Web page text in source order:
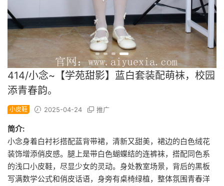
414/小念~【学苑甜影】蓝白套装配萌袜，校园
添青春韵。
小皮鞋 2025-04-24 推广
简介:
小念身着白衬衫搭配蓝背带裙，清新又甜美，裙边的白色绒花
装饰增添俏皮感。腿上是带白色蝴蝶结的连裤袜，搭配同色系
的浅口小皮鞋，尽显少女的灵动。身处教室场景，背后的黑板
写满数学公式和俏皮话语，身旁有桌椅绿植，整体氛围青春洋